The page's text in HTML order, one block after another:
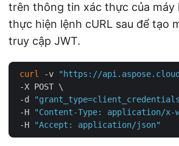
trên thông tin xác thực của máy
thực hiện lệnh cURL sau để tạo
truy cập JWT.
curl -v "https://
-X POST \
-d
-H
"Content-Type: application/x-
-H
"Accept: application/json"